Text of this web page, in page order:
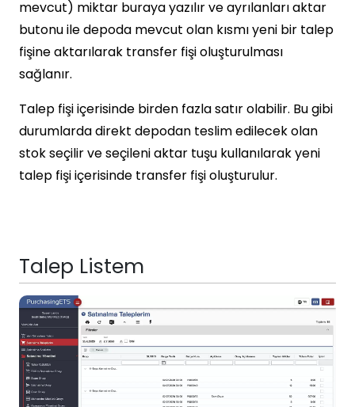
mevcut) miktar buraya yazılır ve ayrılanları aktar
butonu ile depoda mevcut olan kısmı yeni bir talep
fişine aktarılarak transfer fişi oluşturulması
sağlanır.
Talep fişi içerisinde birden fazla satır olabilir. Bu gibi
durumlarda direkt depodan teslim edilecek olan
stok seçilir ve seçileni aktar tuşu kullanılarak yeni
talep fişi içerisinde transfer fişi oluşturulur.
Talep Listem